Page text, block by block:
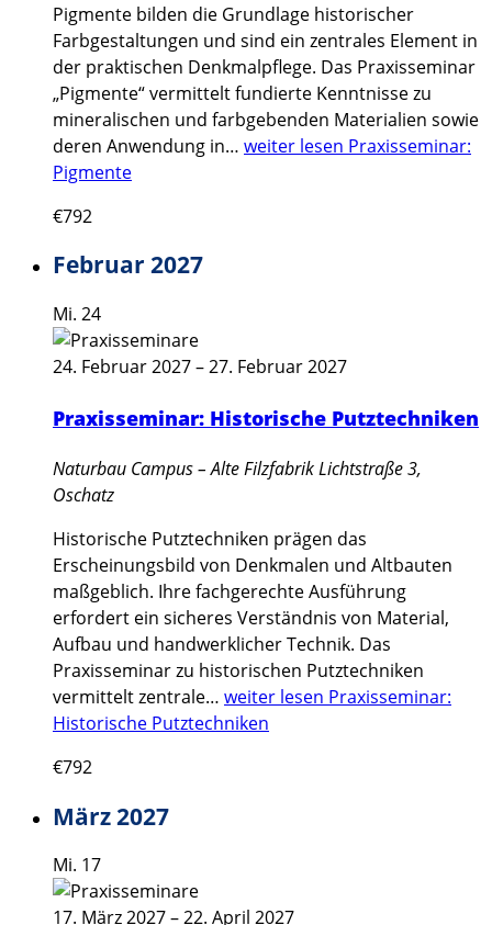
Pigmente bilden die Grundlage historischer
Farbgestaltungen und sind ein zentrales Element in
der praktischen Denkmalpflege. Das Praxisseminar
„Pigmente“ vermittelt fundierte Kenntnisse zu
mineralischen und farbgebenden Materialien sowie
deren Anwendung in… weiter lesen Praxisseminar:
Pigmente
€792
Februar 2027
Mi. 24
24. Februar 2027–27. Februar 2027
Praxisseminar: Historische Putztechniken
Naturbau Campus – Alte FilzfabrikLichtstraße 3,
Oschatz
Historische Putztechniken prägen das
Erscheinungsbild von Denkmalen und Altbauten
maßgeblich. Ihre fachgerechte Ausführung
erfordert ein sicheres Verständnis von Material,
Aufbau und handwerklicher Technik. Das
Praxisseminar zu historischen Putztechniken
vermittelt zentrale… weiter lesen Praxisseminar:
Historische Putztechniken
€792
März 2027
Mi. 17
17. März 2027–22. April 2027